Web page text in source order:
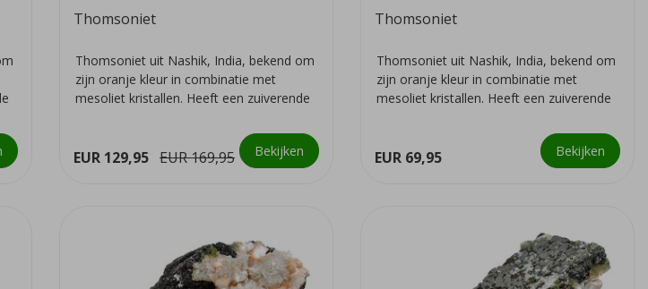
Thomsoniet
Thomsoniet uit Nashik, India, bekend om
zijn oranje kleur in combinatie met
mesoliet kristallen. Heeft een zuiverende
EUR 129,95 EUR 169,95 Bekijken
Thomsoniet
Thomsoniet uit Nashik, India, bekend om
zijn oranje kleur in combinatie met
mesoliet kristallen. Heeft een zuiverende
EUR 69,95 Bekijken